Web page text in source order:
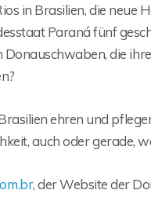
in Brasilien, die neue
Paraná fünf
Donauschwaben, die
ehren und
auch oder gerade,
, der Website der